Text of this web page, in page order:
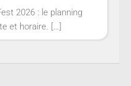
2026 : le planning
et horaire. […]